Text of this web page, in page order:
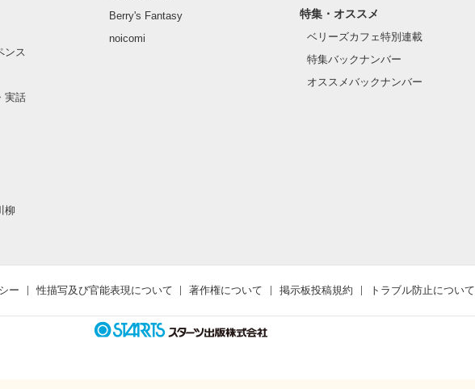
ンス
実話
柳
Berry's Fantasy
noicomi
特集・オススメ
ベリーズカフェ特別連載
特集バックナンバー
オススメバックナンバー
ー 性描写及び官能表現について 著作権について 掲示板投稿規約 トラブル防止について